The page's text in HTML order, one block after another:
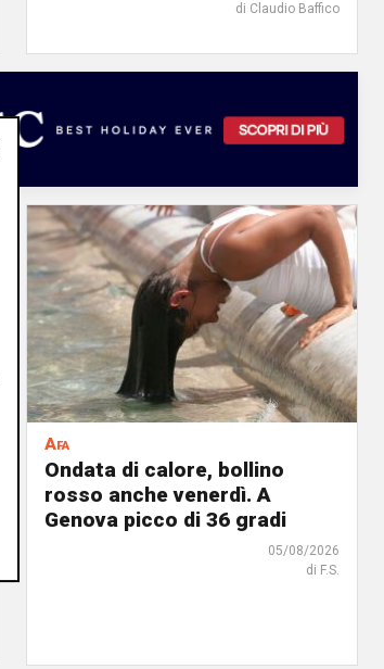
di Claudio Baffico
Afa
Ondata di calore, bollino
rosso anche venerdì. A
Genova picco di 36 gradi
05/08/2026
di F.S.